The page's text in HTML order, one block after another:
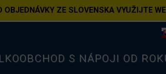
OBJEDNÁVKY ZE SLOVENSKA VYUŽIJTE
S NÁPOJI OD